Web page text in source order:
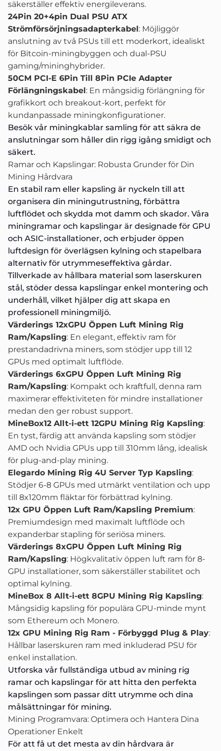
säkerställer effektiv energileverans.
24Pin 20+4pin Dual PSU ATX
Strömförsörjningsadapterkabel: Möjliggör
anslutning av två PSUs till ett moderkort, idealiskt
för Bitcoin-miningbyggen och dual-PSU
gaming/mininghybrider.
50CM PCI-E 6Pin Till 8Pin PCIe Adapter
Förlängningskabel: En mångsidig förlängning för
grafikkort och breakout-kort, perfekt för
kundanpassade miningkonfigurationer.
Besök vår miningkablar samling för att säkra de
anslutningar som håller din rigg igång smidigt och
säkert.
Ramar och Kapslingar: Robusta Grunder för Din
Mining Hårdvara
En stabil ram eller kapsling är nyckeln till att
organisera din miningutrustning, förbättra
luftflödet och skydda mot damm och skador. Våra
miningramar och kapslingar är designade för GPU
och ASIC-installationer, och erbjuder öppen
luftdesign för överlägsen kylning och stapelbara
alternativ för utrymmeseffektiva gårdar.
Tillverkade av hållbara material som laserskuren
stål, stöder dessa kapslingar enkel montering och
underhåll, vilket hjälper dig att skapa en
professionell miningmiljö.
Värderings 12xGPU Öppen Luft Mining Rig
Ram/Kapsling: En elegant, effektiv ram för
prestandadrivna miners, som stödjer upp till 12
GPUs med optimalt luftflöde.
Värderings 6xGPU Öppen Luft Mining Rig
Ram/Kapsling: Kompakt och kraftfull, denna ram
maximerar effektiviteten för mindre installationer
medan den ger robust support.
MineBox12 Allt-i-ett 12GPU Mining Rig Kapsling:
En tyst, färdig att använda kapsling som stödjer
AMD och Nvidia GPUs upp till 310mm lång, idealisk
för plug-and-play mining.
Elegardo Mining Rig 4U Server Typ Kapsling:
Stödjer 6-8 GPUs med utmärkt ventilation och upp
till 8x120mm fläktar för förbättrad kylning.
12x GPU Öppen Luft Ram/Kapsling Premium:
Premiumdesign med maximalt luftflöde och
expanderbar stapling för seriösa miners.
Värderings 8xGPU Öppen Luft Mining Rig
Ram/Kapsling: Högkvalitativ öppen luft ram för 8-
GPU installationer, som säkerställer stabilitet och
optimal kylning.
MineBox 8 Allt-i-ett 8GPU Mining Rig Kapsling:
Mångsidig kapsling för populära GPU-minde mynt
som Ethereum och Monero.
12x GPU Mining Rig Ram - Förbyggd Plug & Play:
Hållbar laserskuren ram med inkluderad PSU för
enkel installation.
Utforska vår fullständiga utbud av mining rig
ramar och kapslingar för att hitta den perfekta
kapslingen som passar ditt utrymme och dina
målsättningar för mining.
Mining Programvara: Optimera och Hantera Dina
Operationer Enkelt
För att få ut det mesta av din hårdvara är